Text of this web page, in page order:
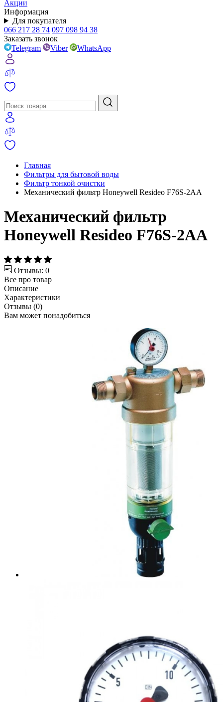
Акции
Информация
Для покупателя
066 217 28 74 097 098 94 38
Заказать звонок
Telegram
Viber WhatsApp
Главная
Фильтры для бытовой воды
Фильтр тонкой очистки
Механический фильтр Honeywell Resideo F76S-2AA
Механический фильтр
Honeywell Resideo F76S-2AA
Отзывы: 0
Все про товар
Описание
Характеристики
Отзывы (0)
Вам может понадобиться